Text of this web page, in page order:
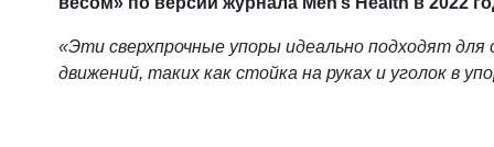
«Эти сверхпрочные упоры идеально подходят
движений, таких как стойка на руках и уголок в